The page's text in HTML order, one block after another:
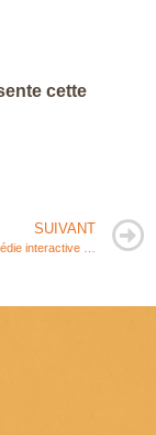
cette
SUIVANT